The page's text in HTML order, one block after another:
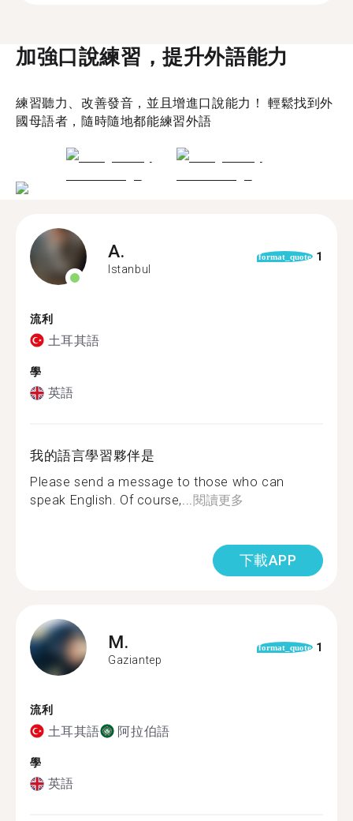
加強口說練習，提升外語能力
練習聽力、改善發音，並且增進口說能力！ 輕鬆找到外
國母語者，隨時隨地都能練習外語
A.
Istanbul
format_quote 1
流利
土耳其語
學
英語
我的語言學習夥伴是
Please send a message to those who can
speak English. Of course,...閱讀更多
下載APP
M.
Gaziantep
format_quote 1
流利
土耳其語 阿拉伯語
學
英語